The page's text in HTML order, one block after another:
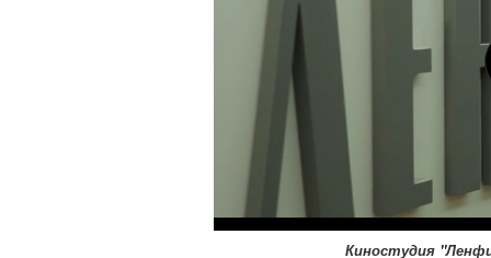
Киностудия